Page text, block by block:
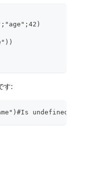
す:
undefined)